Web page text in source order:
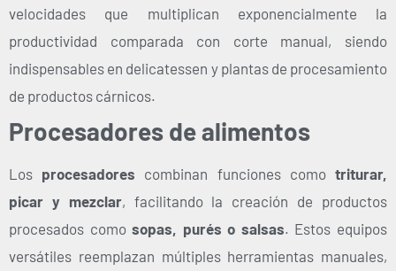
velocidades que multiplican exponencialmente la
productividad comparada con corte manual, siendo
indispensables en delicatessen y plantas de procesamiento
de productos cárnicos.
Procesadores de alimentos
Los procesadores combinan funciones comotriturar,
picar y mezclar, facilitando la creación de productos
procesados comosopas, purés o salsas. Estos equipos
versátiles reemplazan múltiples herramientas manuales,